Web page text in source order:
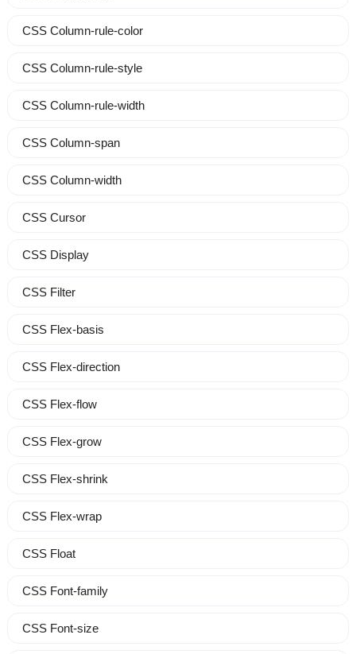
CSS Column-rule-color
CSS Column-rule-style
CSS Column-rule-width
CSS Column-span
CSS Column-width
CSS Cursor
CSS Display
CSS Filter
CSS Flex-basis
CSS Flex-direction
CSS Flex-flow
CSS Flex-grow
CSS Flex-shrink
CSS Flex-wrap
CSS Float
CSS Font-family
CSS Font-size